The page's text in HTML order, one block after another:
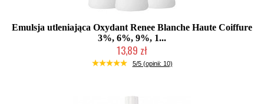
Emulsja utleniająca Oxydant Renee Blanche Haute Coiffure
3%, 6%, 9%, 1...
13,89 zł
Produkt wycofany
5/5 (opinii: 10)